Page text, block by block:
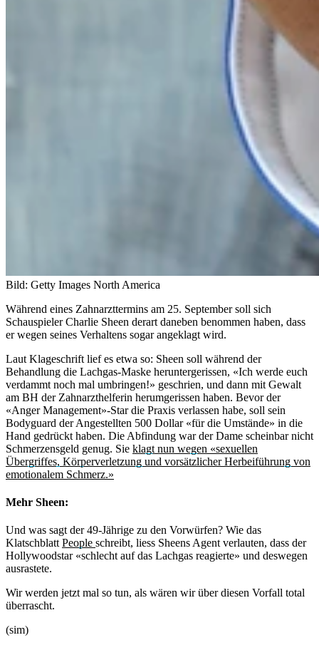
Bild: Getty Images North America
Während eines Zahnarzttermins am 25. September soll sich
Schauspieler Charlie Sheen derart daneben benommen haben, dass
er wegen seines Verhaltens sogar angeklagt wird.
Laut Klageschrift lief es etwa so: Sheen soll während der
Behandlung die Lachgas-Maske heruntergerissen, «Ich werde euch
verdammt noch mal umbringen!» geschrien, und dann mit Gewalt
am BH der Zahnarzthelferin herumgerissen haben. Bevor der
«Anger Management»-Star die Praxis verlassen habe, soll sein
Bodyguard der Angestellten 500 Dollar «für die Umstände» in die
Hand gedrückt haben. Die Abfindung war der Dame scheinbar nicht
Schmerzensgeld genug. Sie klagt nun wegen «sexuellen
Übergriffes, Körperverletzung und vorsätzlicher Herbeiführung von
emotionalem Schmerz.»
Mehr Sheen:
Und was sagt der 49-Jährige zu den Vorwürfen? Wie das
Klatschblatt People schreibt, liess Sheens Agent verlauten, dass der
Hollywoodstar «schlecht auf das Lachgas reagierte» und deswegen
ausrastete.
Wir werden jetzt mal so tun, als wären wir über diesen Vorfall total
überrascht.
(sim)